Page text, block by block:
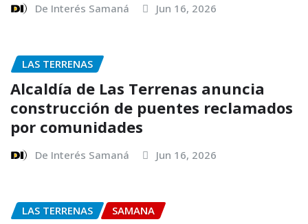
De Interés Samaná Jun 16, 2026
LAS TERRENAS
Alcaldía de Las Terrenas anuncia
construcción de puentes reclamados
por comunidades
De Interés Samaná Jun 16, 2026
LAS TERRENAS SAMANA